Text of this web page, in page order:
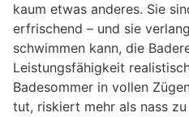
kaum etwas anderes. Sie
erfrischend – und sie
schwimmen kann, die
Leistungsfähigkeit
Badesommer in vollen
tut, riskiert mehr als nass zu